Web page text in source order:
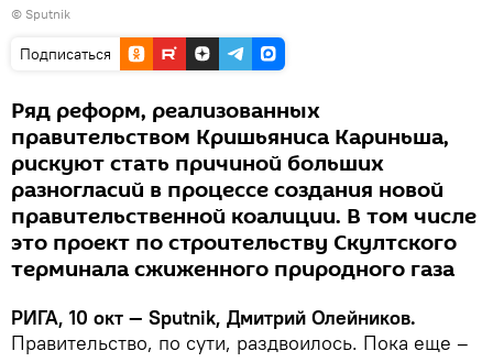
© Sputnik
Подписаться
Ряд реформ, реализованных
правительством Кришьяниса Кариньша,
рискуют стать причиной больших
разногласий в процессе создания новой
правительственной коалиции. В том числе
это проект по строительству Скултского
терминала сжиженного природного газа
РИГА, 10 окт — Sputnik, Дмитрий Олейников.
Правительство, по сути, раздвоилось. Пока еще –